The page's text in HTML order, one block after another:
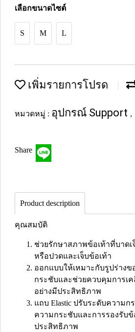
เลือกขนาดไซต์
S M L
เพิ่มรายการโปรด
หมวดหมู่ : อุปกรณ์ Support ,
Share
Product description
คุณสมบัติ
ช่วยรักษาสภาพข้อเท้าที่บาดเ
หรือปวดและเจ็บข้อเท้า
ออกแบบให้เหมาะกับรูปร่างข
กระชับและช่วยควบคุมการเ
อย่างมีประสิทธิภาพ
แถบ Elastic ปรับระดับความก
ความกระชับและการรองรับข้
ประสิทธิภาพ